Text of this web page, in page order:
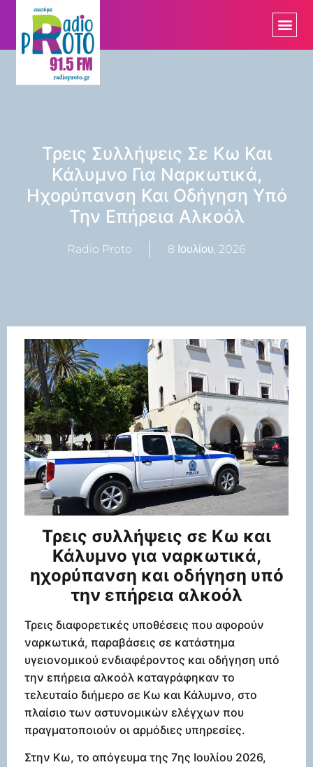
Τρεις Συλλήψεις Σε Κω Και
Κάλυμνο Για Ναρκωτικά,
Ηχορύπανση Και Οδήγηση Υπό
Την Επήρεια Αλκοόλ
Radio Proto 8 Ιουλίου, 2026
Τρεις συλλήψεις σε Κω και
Κάλυμνο για ναρκωτικά,
ηχορύπανση και οδήγηση υπό
την επήρεια αλκοόλ
Τρεις διαφορετικές υποθέσεις που αφορούν
ναρκωτικά, παραβάσεις σε κατάστημα
υγειονομικού ενδιαφέροντος και οδήγηση υπό
την επήρεια αλκοόλ καταγράφηκαν το
τελευταίο διήμερο σε Κω και Κάλυμνο, στο
πλαίσιο των αστυνομικών ελέγχων που
πραγματοποιούν οι αρμόδιες υπηρεσίες.
Στην Κω, το απόγευμα της 7ης Ιουλίου 2026,